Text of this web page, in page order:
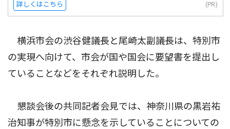
詳しくはこちら (PR)
横浜市会の渋谷健議長と尾崎太副議長は、特別市
の実現へ向けて、市会が国や国会に要望書を提出し
ていることなどをそれぞれ説明した。
懇談会後の共同記者会見では、神奈川県の黒岩祐
治知事が特別市に懸念を示していることについての